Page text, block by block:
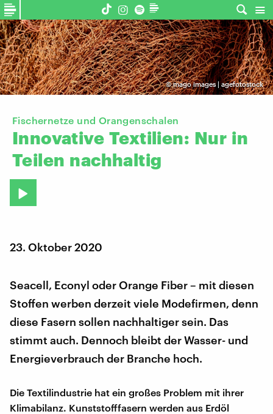
©mago images | agefotostock
Fischernetze und Orangenschalen
Innovative Textilien: Nur in
Teilen nachhaltig
23. Oktober 2020
Seacell, Econyl oder Orange Fiber – mit diesen
Stoffen werben derzeit viele Modefirmen, denn
diese Fasern sollen nachhaltiger sein. Das
stimmt auch. Dennoch bleibt der Wasser- und
Energieverbrauch der Branche hoch.
Die Textilindustrie hat ein großes Problem mit ihrer
Klimabilanz. Kunststofffasern werden aus Erdöl